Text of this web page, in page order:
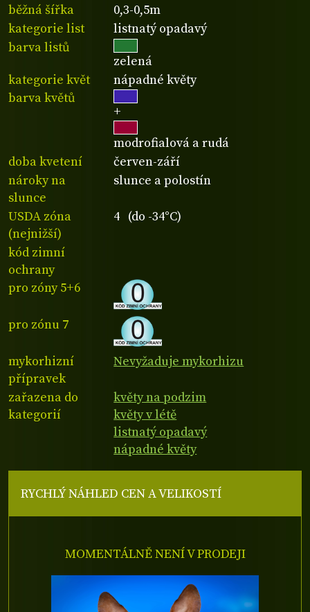
běžná šířka
0,3-0,5m
kategorie list
listnatý opadavý
barva listů
zelená
kategorie květ
nápadné květy
barva květů
+
modrofialová a rudá
doba kvetení
červen-září
nároky na
slunce
slunce a polostín
USDA zóna
(nejnižší)
4 (do -34°C)
kód zimní
ochrany
pro zóny 5+6
pro zónu 7
mykorhizní
přípravek
Nevyžaduje mykorhizu
zařazena do
kategorií
květy na podzim
květy v létě
listnatý opadavý
nápadné květy
RYCHLÝ NÁHLED CEN A VELIKOSTÍ
MOMENTÁLNĚ NENÍ V PRODEJI